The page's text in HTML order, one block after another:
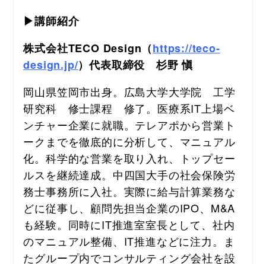
▶講師紹介
株式会社TECO Design（https://teco-
design.jp/）代表取締役　杉野 愼
岡山県笠岡市出身。広島大学大学院　工学
研究科　修士課程　修了。医療系IT上場ベ
ンチャー企業に就職。テレアポから営業ト
ークまでを徹底的に分析して、マニュアル
化。科学的な営業を取り入れ、トップセー
ルスを継続達成。中四国大手の社会保険労
務士事務所に入社。実際に給与計算業務な
どに従事し、顧問先担当企業のIPO、M&A
も経験。同時にIT推進室室長として、社内
のマニュアル整備、IT推進などに注力。ま
たグループ内でコンサルティング会社を設